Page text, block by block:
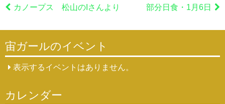
カノープス 松山のIさんより 部分日食・1月6日
宙ガールのイベント
表示するイベントはありません。
カレンダー